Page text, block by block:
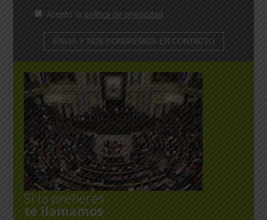
Acepto la política de privacidad
Si lo prefieres
te llamamos